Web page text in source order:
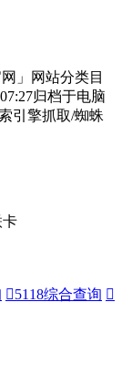
」网站分类目
归档于电脑
引擎抓取/蜘蛛
卡
5118综合查询 